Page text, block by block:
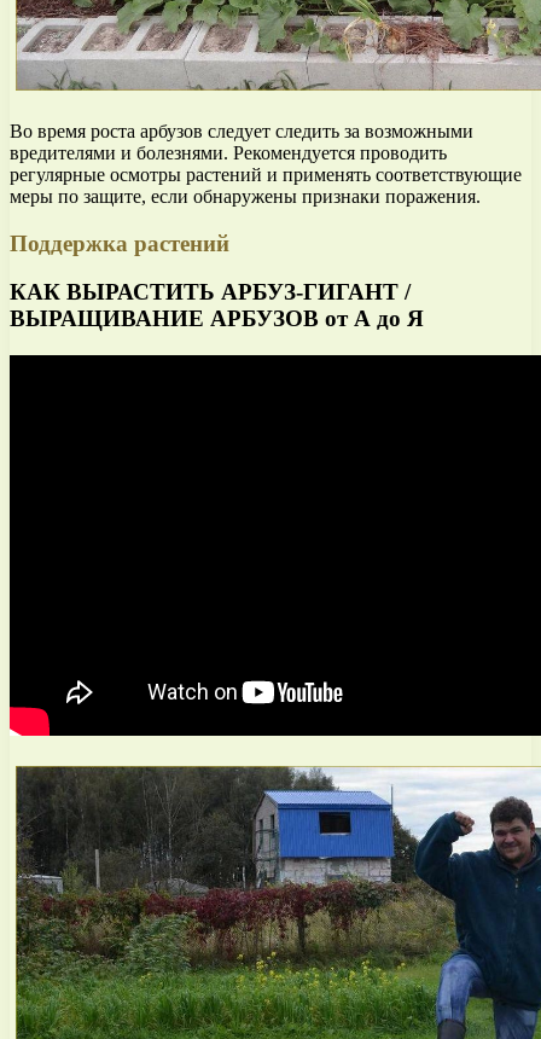
Во время роста арбузов следует следить за возможными
вредителями и болезнями. Рекомендуется проводить
регулярные осмотры растений и применять соответствующие
меры по защите, если обнаружены признаки поражения.
Поддержка растений
КАК ВЫРАСТИТЬ АРБУЗ-ГИГАНТ /
ВЫРАЩИВАНИЕ АРБУЗОВ от А до Я